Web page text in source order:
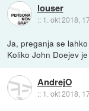
louser
:: 1. okt 2018,
Ja, preganja se
Koliko John Doejev
AndrejO
:: 1. okt 2018,